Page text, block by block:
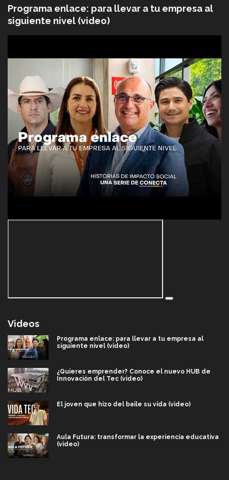
Programa enlace: para llevar a tu empresa al
siguiente nivel (video)
Videos
Programa enlace: para llevar a tu empresa al
siguiente nivel (video)
¿Quieres emprender? Conoce el nuevo HUB de
Innovación del Tec (video)
El joven que hizo del baile su vida (video)
Aula Futura: transformar la experiencia educativa
(video)